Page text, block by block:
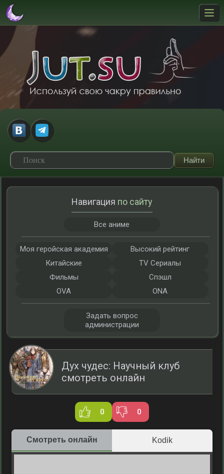
Дух чудес: Научный клуб
смотреть онлайн
0 0
Смотреть онлайн Kodik
Навигация по сайту
Все аниме
Моя геройская академия
Высокий рейтинг
Китайские
TV Сериалы
Фильмы
Спэшл
OVA
ONA
Задать вопрос
администрации